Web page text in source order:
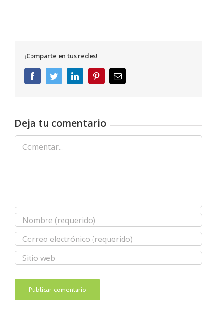
¡Comparte en tus redes!
FacebookTwitterLinkedInPinterestCorreo
electrónico
Deja tu comentario
Comentar